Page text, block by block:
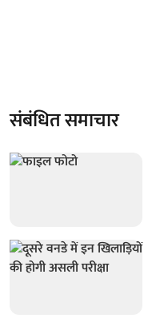
संबंधित समाचार